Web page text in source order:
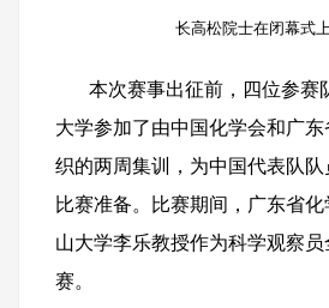
长高松院士在闭幕式
本次赛事出征前，四位参赛
大学参加了由中国化学会和广
织的两周集训，为中国代表队
比赛准备。比赛期间，广东省
山大学李乐教授作为科学观察
赛。